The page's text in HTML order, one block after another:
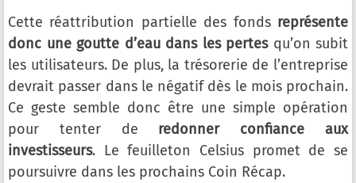
Cette réattribution partielle des fonds représente
donc une goutte d’eau dans les pertesqu’on subit
les utilisateurs. De plus, la trésorerie de l’entreprise
devrait passer dans le négatif dès le mois prochain.
Ce geste semble donc être une simple opération
pour tenter de redonner confiance aux
investisseurs. Le feuilleton Celsius promet de se
poursuivre dans les prochains Coin Récap.